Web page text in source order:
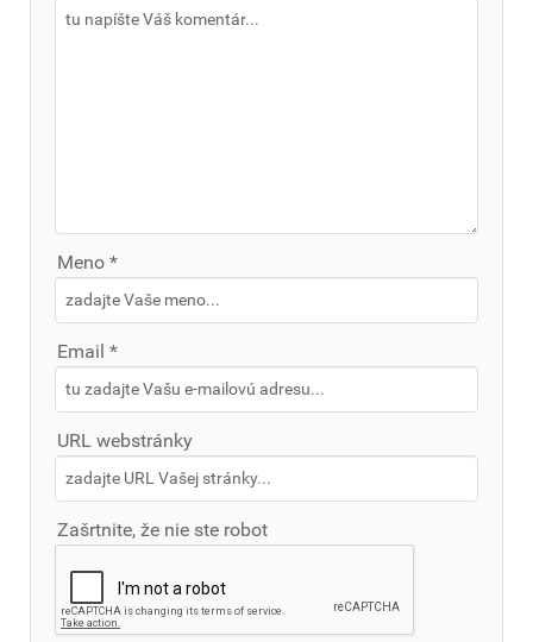
Meno *
Email *
URL webstránky
Zašrtnite, že nie ste robot